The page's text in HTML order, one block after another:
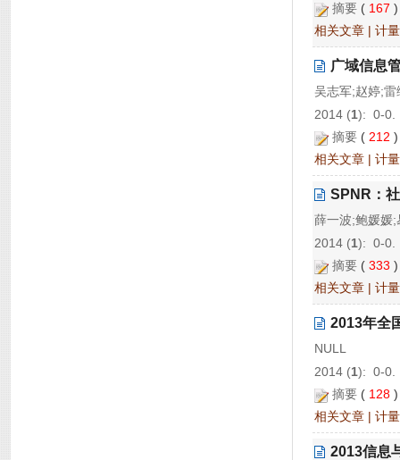
摘要 ( 167
相关文章 | 计
广域信息
吴志军;赵婷;雷
2014 (1): 0-0.
摘要 ( 212
相关文章 | 计
SPNR：
薛一波;鲍媛媛;
2014 (1): 0-0.
摘要 ( 333
相关文章 | 计
2013年全
NULL
2014 (1): 0-0.
摘要 ( 128
相关文章 | 计
2013信息